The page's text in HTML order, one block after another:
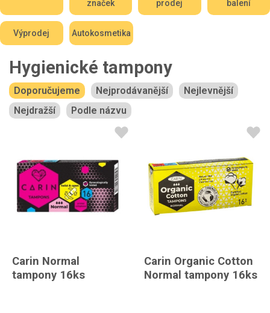
značek
prodej
balení
Výprodej Autokosmetika
Hygienické tampony
Doporučujeme Nejprodávanější
Nejlevnější
Nejdražší
Podle názvu
Carin Normal
tampony 16ks
Carin Organic Cotton
Normal tampony 16ks